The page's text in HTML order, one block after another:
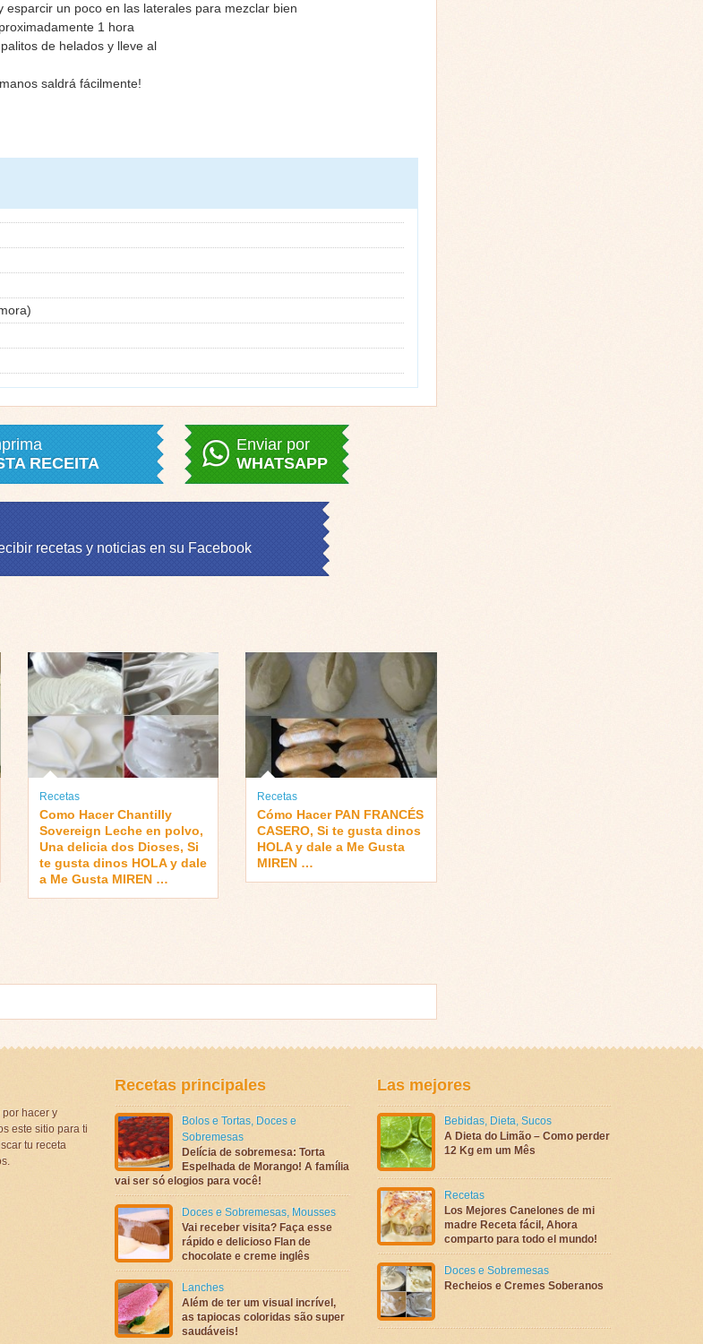
un poco en las laterales para mezclar bien
1 hora
de helados y lleve al
saldrá fácilmente!
RECEITA
Enviar por
WHATSAPP
recetas y noticias en su Facebook
Recetas
Como Hacer Chantilly
Sovereign Leche en polvo,
Una delicia dos Dioses, Si
te gusta dinos HOLA y dale
a Me Gusta MIREN …
Recetas
Cómo Hacer PAN FRANCÉS
CASERO, Si te gusta dinos
HOLA y dale a Me Gusta
MIREN …
hacer y
este sitio para ti
tu receta
Recetas principales
Bolos e Tortas, Doces e
Sobremesas
Delícia de sobremesa: Torta
Espelhada de Morango! A família
vai ser só elogios para você!
Doces e Sobremesas, Mousses
Vai receber visita? Faça esse
rápido e delicioso Flan de
chocolate e creme inglês
Lanches
Além de ter um visual incrível,
as tapiocas coloridas são super
saudáveis!
Las mejores
Bebidas, Dieta, Sucos
A Dieta do Limão – Como perder
12 Kg em um Mês
Recetas
Los Mejores Canelones de mi
madre Receta fácil, Ahora
comparto para todo el mundo!
Doces e Sobremesas
Recheios e Cremes Soberanos